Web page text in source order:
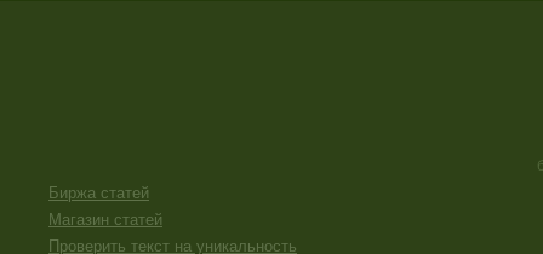
Биржа статей
Магазин статей
Проверить текст на уникальность